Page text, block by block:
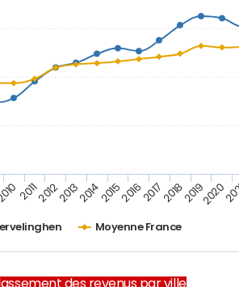
Moyenne France
2011201220132014201520162017201820192020
des revenus par ville